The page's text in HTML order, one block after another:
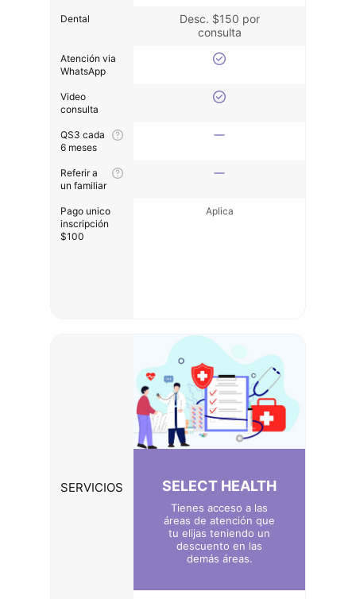
Dental
Atención via
WhatsApp
Video
consulta
QS3 cada
6 meses
Referir a
un familiar
Pago unico
inscripción
$100
Desc. $150 por
consulta
Aplica
SERVICIOS SELECT HEALTH
Tienes acceso a las
áreas de atención que
tu elijas teniendo un
descuento en las
demás áreas.